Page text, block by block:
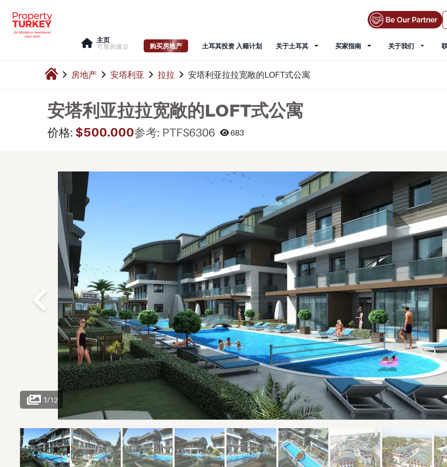
主页
可靠的建议 购买房地产 土耳其投资 入籍计划 关于土耳其 买家指南 关于我们
房地产 安塔利亚 拉拉 安塔利亚拉拉宽敞的LOFT式公寓
安塔利亚拉拉宽敞的LOFT式公寓
价格: $500.000参考: PTFS6306 683
1/12